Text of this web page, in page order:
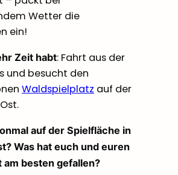
Wetter die
ein!
Zeit habt: Fahrt aus der
und besucht den
Waldspielplatz auf der
auf der Spielfläche in
Was hat euch und euren
am besten gefallen?